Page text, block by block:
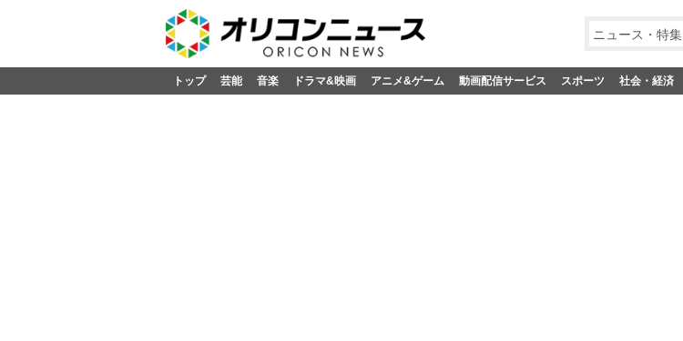
ニュース・特集
トップ 芸能 音楽 ドラマ&映画 アニメ&ゲーム 動画配信サービス スポーツ 社会・経済